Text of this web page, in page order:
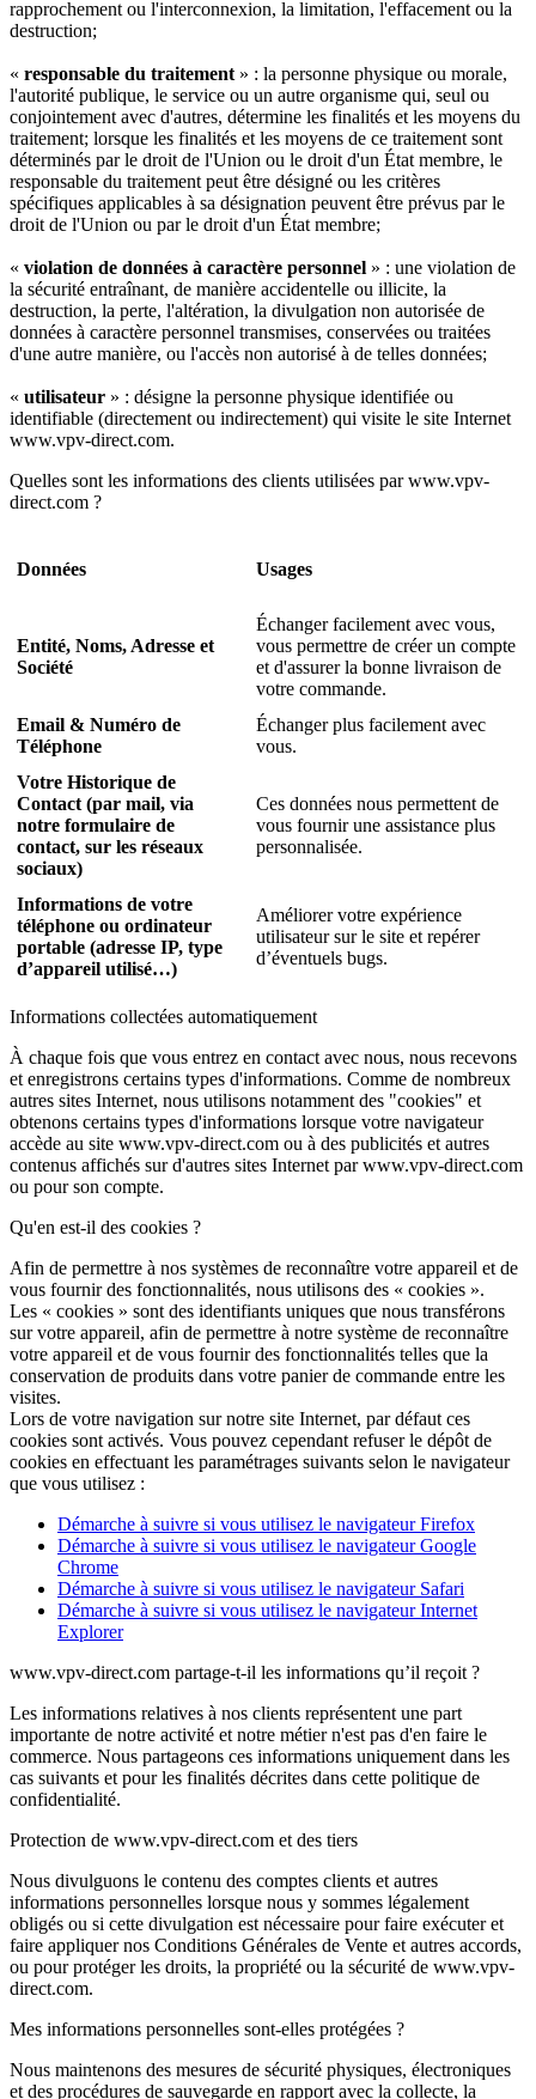
rapprochement ou l'interconnexion, la limitation, l'effacement ou la
destruction;
« responsable du traitement » : la personne physique ou morale,
l'autorité publique, le service ou un autre organisme qui, seul ou
conjointement avec d'autres, détermine les finalités et les moyens du
traitement; lorsque les finalités et les moyens de ce traitement sont
déterminés par le droit de l'Union ou le droit d'un État membre, le
responsable du traitement peut être désigné ou les critères
spécifiques applicables à sa désignation peuvent être prévus par le
droit de l'Union ou par le droit d'un État membre;
« violation de données à caractère personnel » : une violation de
la sécurité entraînant, de manière accidentelle ou illicite, la
destruction, la perte, l'altération, la divulgation non autorisée de
données à caractère personnel transmises, conservées ou traitées
d'une autre manière, ou l'accès non autorisé à de telles données;
« utilisateur » : désigne la personne physique identifiée ou
identifiable (directement ou indirectement) qui visite le site Internet
www.vpv-direct.com.
Quelles sont les informations des clients utilisées par www.vpv-
direct.com ?
Données Usages
Entité, Noms, Adresse et
Société
Échanger facilement avec vous,
vous permettre de créer un compte
et d'assurer la bonne livraison de
votre commande.
Email & Numéro de
Téléphone
Échanger plus facilement avec
vous.
Votre Historique de
Contact (par mail, via
notre formulaire de
contact, sur les réseaux
sociaux)
Ces données nous permettent de
vous fournir une assistance plus
personnalisée.
Informations de votre
téléphone ou ordinateur
portable (adresse IP, type
d’appareil utilisé…)
Améliorer votre expérience
utilisateur sur le site et repérer
d’éventuels bugs.
Informations collectées automatiquement
À chaque fois que vous entrez en contact avec nous, nous recevons
et enregistrons certains types d'informations. Comme de nombreux
autres sites Internet, nous utilisons notamment des "cookies" et
obtenons certains types d'informations lorsque votre navigateur
accède au site www.vpv-direct.com ou à des publicités et autres
contenus affichés sur d'autres sites Internet par www.vpv-direct.com
ou pour son compte.
Qu'en est-il des cookies ?
Afin de permettre à nos systèmes de reconnaître votre appareil et de
vous fournir des fonctionnalités, nous utilisons des « cookies ».
Les « cookies » sont des identifiants uniques que nous transférons
sur votre appareil, afin de permettre à notre système de reconnaître
votre appareil et de vous fournir des fonctionnalités telles que la
conservation de produits dans votre panier de commande entre les
visites.
Lors de votre navigation sur notre site Internet, par défaut ces
cookies sont activés. Vous pouvez cependant refuser le dépôt de
cookies en effectuant les paramétrages suivants selon le navigateur
que vous utilisez :
Démarche à suivre si vous utilisez le navigateur Firefox
Démarche à suivre si vous utilisez le navigateur Google
Chrome
Démarche à suivre si vous utilisez le navigateur Safari
Démarche à suivre si vous utilisez le navigateur Internet
Explorer
www.vpv-direct.com partage-t-il les informations qu’il reçoit ?
Les informations relatives à nos clients représentent une part
importante de notre activité et notre métier n'est pas d'en faire le
commerce. Nous partageons ces informations uniquement dans les
cas suivants et pour les finalités décrites dans cette politique de
confidentialité.
Protection de www.vpv-direct.com et des tiers
Nous divulguons le contenu des comptes clients et autres
informations personnelles lorsque nous y sommes légalement
obligés ou si cette divulgation est nécessaire pour faire exécuter et
faire appliquer nos Conditions Générales de Vente et autres accords,
ou pour protéger les droits, la propriété ou la sécurité de www.vpv-
direct.com.
Mes informations personnelles sont-elles protégées ?
Nous maintenons des mesures de sécurité physiques, électroniques
et des procédures de sauvegarde en rapport avec la collecte, la